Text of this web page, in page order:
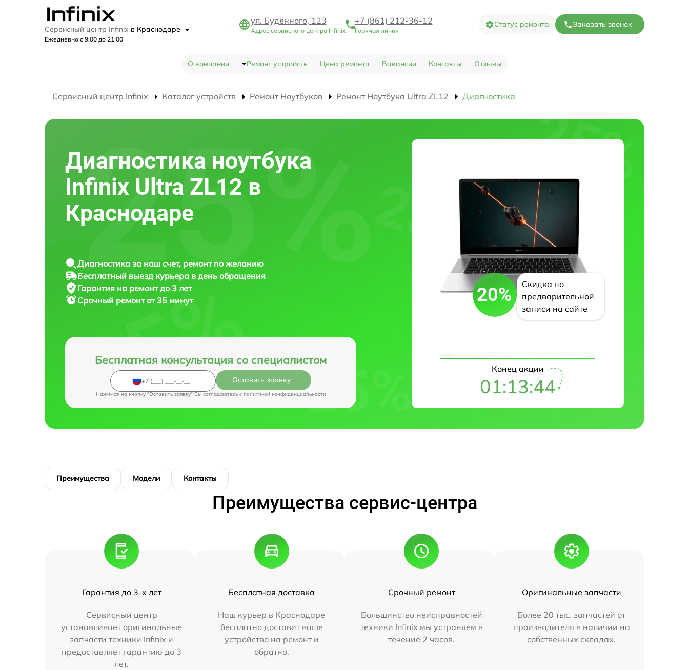
Сервисный центр Infinix в Краснодаре
Ежедневно с 9:00 до 21:00
ул. Будённого, 123
Адрес сервисного центра Infinix
+7 (861) 212-36-12
Горячая линия
Статус ремонта Заказать звонок
О компании Ремонт устройств Цена ремонта Вакансии Контакты Отзывы
Сервисный центр Infinix Каталог устройств Ремонт Ноутбуков Ремонт Ноутбука Ultra ZL12 Диагностика
Диагностика ноутбука
Infinix Ultra ZL12 в
Краснодаре
Диагностика за наш счет, ремонт по желанию
Бесплатный выезд курьера в день обращения
Гарантия на ремонт до 3 лет
Срочный ремонт от 35 минут
Бесплатная консультация со специалистом
Оставить заявку
Нажимая на кнопку "Оставить заявку" Вы соглашаетесь c политикой конфиденциальности
20%
Скидка по
предварительной
записи на сайте
Конец акции
01:13:43
Преимущества Модели Контакты
Преимущества сервис-центра
Гарантия до 3-х лет
Сервисный центр
устанавливает оригинальные
запчасти техники Infinix и
предоставляет гарантию до 3
лет.
Бесплатная доставка
Наш курьер в Краснодаре
бесплатно доставит ваше
устройство на ремонт и
обратно.
Срочный ремонт
Большинство неисправностей
техники Infinix мы устраняем в
течение 2 часов.
Оригинальные запчасти
Более 20 тыс. запчастей от
производителя в наличии на
собственных складах.